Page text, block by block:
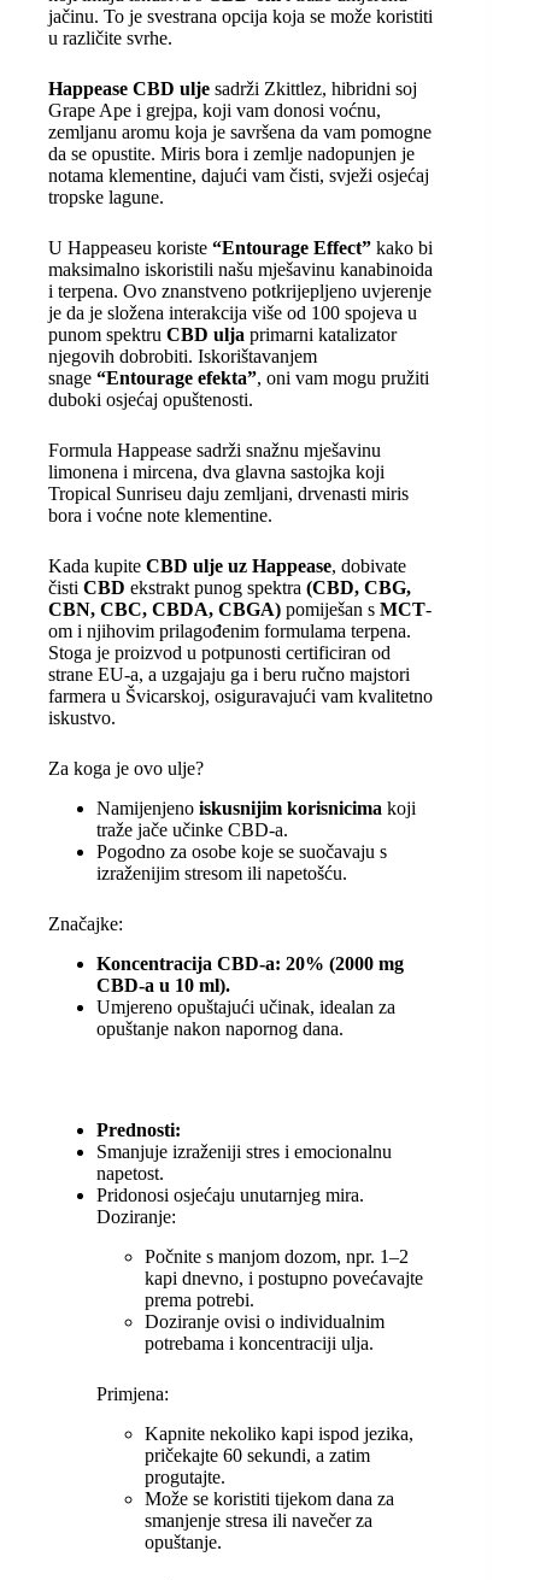
jačinu. To je svestrana opcija koja se može koristiti
u različite svrhe.
Happease CBD ulje sadrži Zkittlez, hibridni soj
Grape Ape i grejpa, koji vam donosi voćnu,
zemljanu aromu koja je savršena da vam pomogne
da se opustite. Miris bora i zemlje nadopunjen je
notama klementine, dajući vam čisti, svježi osjećaj
tropske lagune.
U Happeaseu koriste “Entourage Effect” kako bi
maksimalno iskoristili našu mješavinu kanabinoida
i terpena. Ovo znanstveno potkrijepljeno uvjerenje
je da je složena interakcija više od 100 spojeva u
punom spektru CBD ulja primarni katalizator
njegovih dobrobiti. Iskorištavanjem
snage “Entourage efekta”, oni vam mogu pružiti
duboki osjećaj opuštenosti.
Formula Happease sadrži snažnu mješavinu
limonena i mircena, dva glavna sastojka koji
Tropical Sunriseu daju zemljani, drvenasti miris
bora i voćne note klementine.
Kada kupite CBD ulje uz Happease, dobivate
čisti CBD ekstrakt punog spektra (CBD, CBG,
CBN, CBC, CBDA, CBGA) pomiješan s MCT-
om i njihovim prilagođenim formulama terpena.
Stoga je proizvod u potpunosti certificiran od
strane EU-a, a uzgajaju ga i beru ručno majstori
farmera u Švicarskoj, osiguravajući vam kvalitetno
iskustvo.
Za koga je ovo ulje?
Namijenjeno iskusnijim korisnicima koji
traže jače učinke CBD-a.
Pogodno za osobe koje se suočavaju s
izraženijim stresom ili napetošću.
Značajke:
Koncentracija CBD-a: 20% (2000 mg
CBD-a u 10 ml).
Umjereno opuštajući učinak, idealan za
opuštanje nakon napornog dana.
Prednosti:
Smanjuje izraženiji stres i emocionalnu
napetost.
Pridonosi osjećaju unutarnjeg mira.
Doziranje:
Počnite s manjom dozom, npr. 1–2
kapi dnevno, i postupno povećavajte
prema potrebi.
Doziranje ovisi o individualnim
potrebama i koncentraciji ulja.
Primjena:
Kapnite nekoliko kapi ispod jezika,
pričekajte 60 sekundi, a zatim
progutajte.
Može se koristiti tijekom dana za
smanjenje stresa ili navečer za
opuštanje.